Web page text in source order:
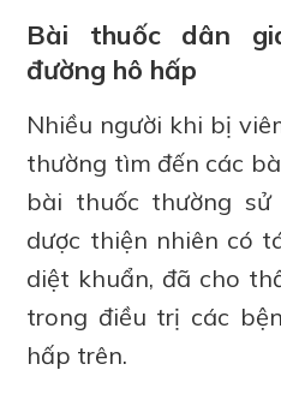
Bài thuốc dân
đường hô hấp
Nhiều người khi bị
thường tìm đến các
bài thuốc thường
dược thiện nhiên có
diệt khuẩn, đã cho
trong điều trị các
hấp trên.